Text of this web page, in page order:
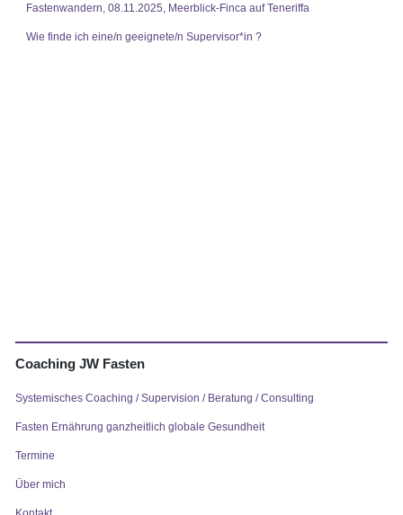
Fastenwandern, 08.11.2025, Meerblick-Finca auf Teneriffa
Wie finde ich eine/n geeignete/n Supervisor*in ?
Coaching JW Fasten
Systemisches Coaching / Supervision / Beratung / Consulting
Fasten Ernährung ganzheitlich globale Gesundheit
Termine
Über mich